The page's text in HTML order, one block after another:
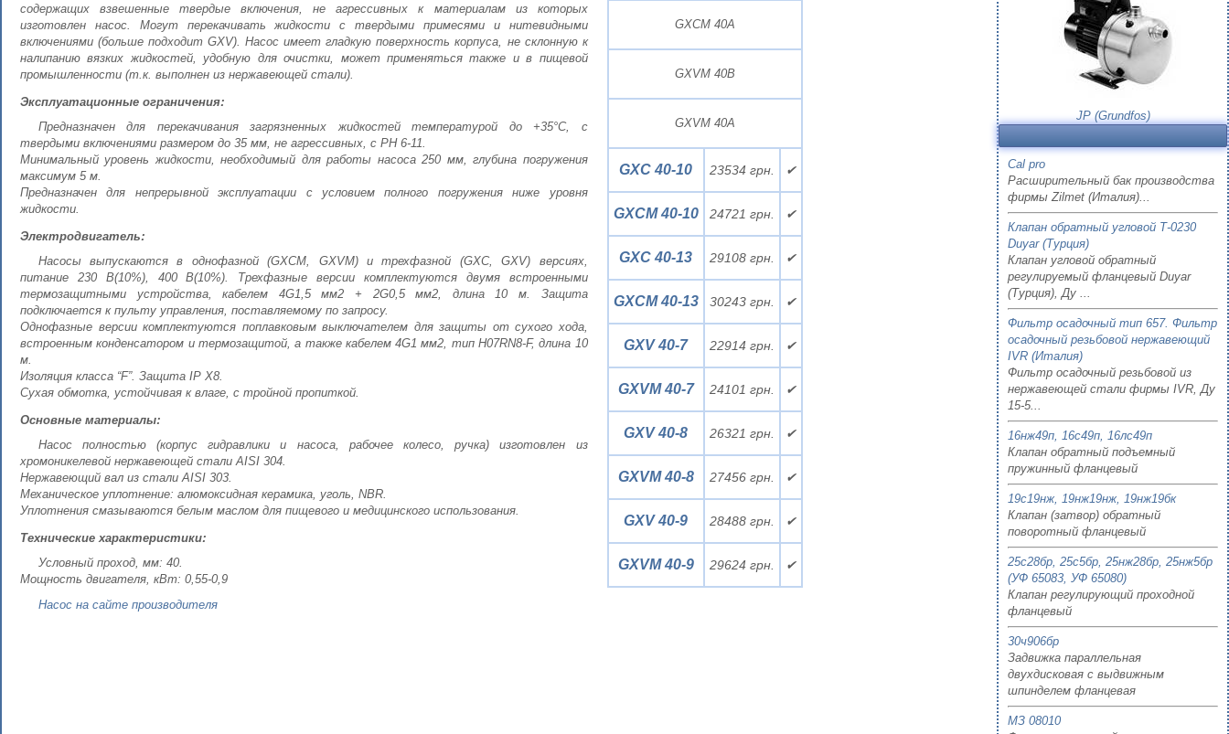
содержащих взвешенные твердые включения, не агрессивных к материалам из которых
изготовлен насос. Могут перекачивать жидкости с твердыми примесями и нитевидными
включениями (больше подходит GXV). Насос имеет гладкую поверхность корпуса, не склонную к
налипанию вязких жидкостей, удобную для очистки, может применяться также и в пищевой
промышленности (т.к. выполнен из нержавеющей стали).
Эксплуатационные ограничения:
Предназначен для перекачивания загрязненных жидкостей температурой до +35°C, с
твердыми включениями размером до 35 мм, не агрессивных, с PH 6-11.
Минимальный уровень жидкости, необходимый для работы насоса 250 мм, глубина погружения
максимум 5 м.
Предназначен для непрерывной эксплуатации с условием полного погружения ниже уровня
жидкости.
Электродвигатель:
Насосы выпускаются в однофазной (GXCM, GXVM) и трехфазной (GXC, GXV) версиях,
питание 230 В(10%), 400 В(10%). Трехфазные версии комплектуются двумя встроенными
термозащитными устройства, кабелем 4G1,5 мм2 + 2G0,5 мм2, длина 10 м. Защита
подключается к пульту управления, поставляемому по запросу.
Однофазные версии комплектуются поплавковым выключателем для защиты от сухого хода,
встроенным конденсатором и термозащитой, а также кабелем 4G1 мм2, тип H07RN8-F, длина 10
м.
Изоляция класса “F”. Защита IP X8.
Сухая обмотка, устойчивая к влаге, с тройной пропиткой.
Основные материалы:
Насос полностью (корпус гидравлики и насоса, рабочее колесо, ручка) изготовлен из
хромоникелевой нержавеющей стали AISI 304.
Нержавеющий вал из стали AISI 303.
Механическое уплотнение: алюмоксидная керамика, уголь, NBR.
Уплотнения смазываются белым маслом для пищевого и медицинского использования.
Технические характеристики:
Условный проход, мм: 40.
Мощность двигателя, кВт: 0,55-0,9
Насос на сайте производителя
GXCM 40A
GXVM 40B
GXVM 40A
GXC 40-10 23534 грн. ✔
GXCM 40-10 24721 грн. ✔
GXC 40-13 29108 грн. ✔
GXCM 40-13 30243 грн. ✔
GXV 40-7 22914 грн. ✔
GXVM 40-7 24101 грн. ✔
GXV 40-8 26321 грн. ✔
GXVM 40-8 27456 грн. ✔
GXV 40-9 28488 грн. ✔
GXVM 40-9 29624 грн. ✔
JP (Grundfos)
Cal pro
Расширительный бак производства
фирмы Zilmet (Италия)...
Клапан обратный угловой Т-0230
Duyar (Турция)
Клапан угловой обратный
регулируемый фланцевый Duyar
(Турция), Ду ...
Фильтр осадочный тип 657. Фильтр
осадочный резьбовой нержавеющий
IVR (Италия)
Фильтр осадочный резьбовой из
нержавеющей стали фирмы IVR, Ду
15-5...
16нж49п, 16с49п, 16лс49п
Клапан обратный подъемный
пружинный фланцевый
19с19нж, 19нж19нж, 19нж19бк
Клапан (затвор) обратный
поворотный фланцевый
25с28бр, 25с5бр, 25нж28бр, 25нж5бр
(УФ 65083, УФ 65080)
Клапан регулирующий проходной
фланцевый
30ч906бр
Задвижка параллельная
двухдисковая с выдвижным
шпинделем фланцевая
МЗ 08010